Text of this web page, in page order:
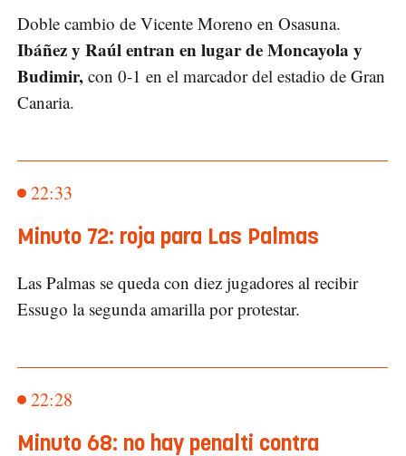
Doble cambio de Vicente Moreno en Osasuna.
Ibáñez y Raúl entran en lugar de Moncayola y
Budimir, con 0-1 en el marcador del estadio de Gran
Canaria.
22:33
Minuto 72: roja para Las Palmas
Las Palmas se queda con diez jugadores al recibir
Essugo la segunda amarilla por protestar.
22:28
Minuto 68: no hay penalti contra